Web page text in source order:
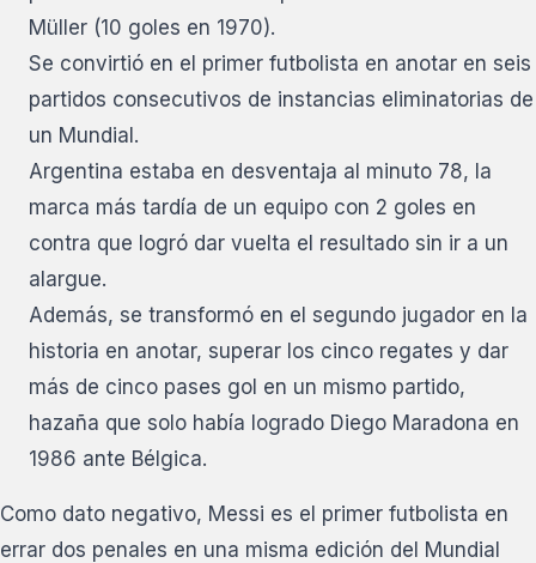
Müller (10 goles en 1970).
Se convirtió en el primer futbolista en anotar en seis
partidos consecutivos de instancias eliminatorias de
un Mundial.
Argentina estaba en desventaja al minuto 78, la
marca más tardía de un equipo con 2 goles en
contra que logró dar vuelta el resultado sin ir a un
alargue.
Además, se transformó en el segundo jugador en la
historia en anotar, superar los cinco regates y dar
más de cinco pases gol en un mismo partido,
hazaña que solo había logrado Diego Maradona en
1986 ante Bélgica.
Como dato negativo, Messi es el primer futbolista en
errar dos penales en una misma edición del Mundial